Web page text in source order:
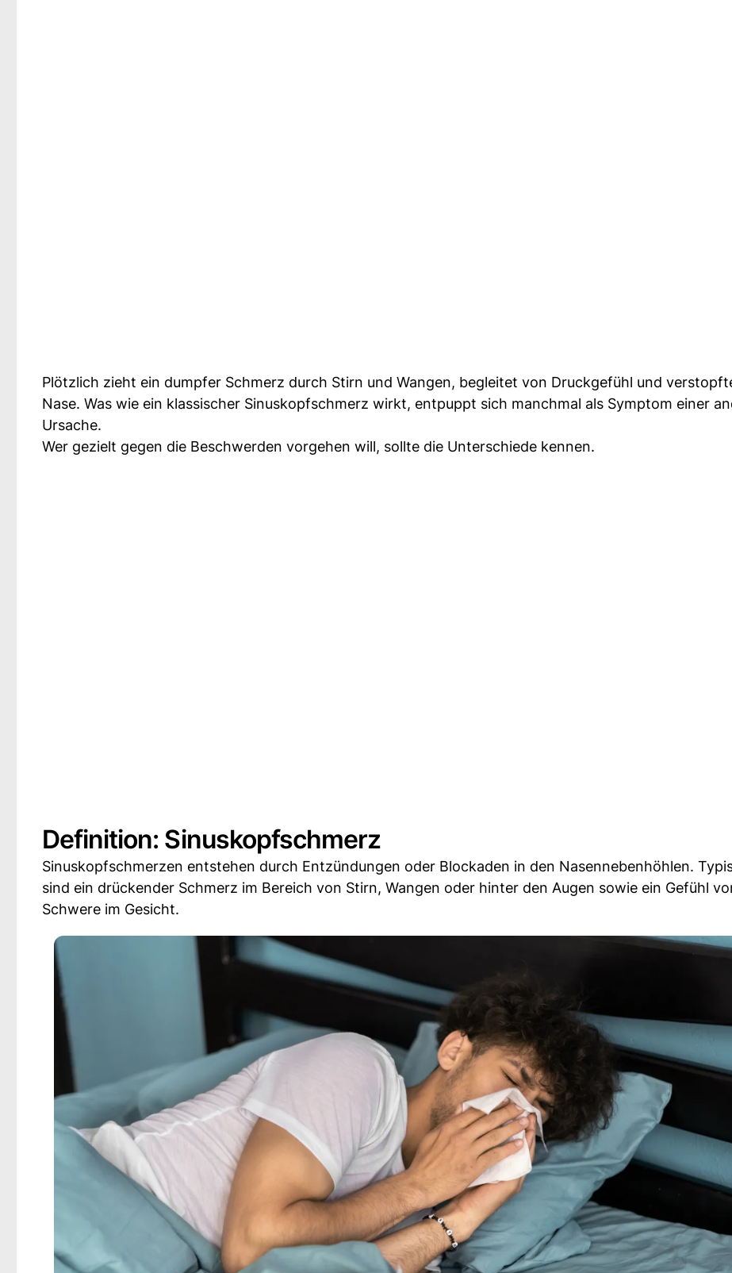
Plötzlich zieht ein dumpfer Schmerz durch Stirn und Wangen, begleitet von Druckgefühl und
Nase. Was wie ein klassischer Sinuskopfschmerz wirkt, entpuppt sich manchmal als Symptom einer
Ursache.
Wer gezielt gegen die Beschwerden vorgehen will, sollte die Unterschiede kennen.
Definition: Sinuskopfschmerz
Sinuskopfschmerzen entstehen durch Entzündungen oder Blockaden in den Nasennebenhöhlen.
sind ein drückender Schmerz im Bereich von Stirn, Wangen oder hinter den Augen sowie ein Gefühl
Schwere im Gesicht.